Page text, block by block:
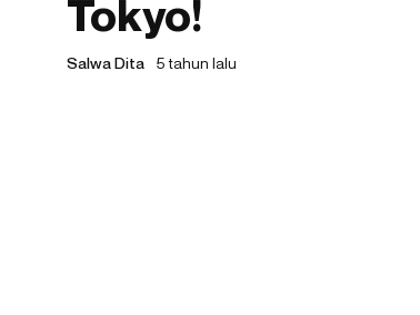
Tokyo!
Salwa Dita 5 tahun lalu